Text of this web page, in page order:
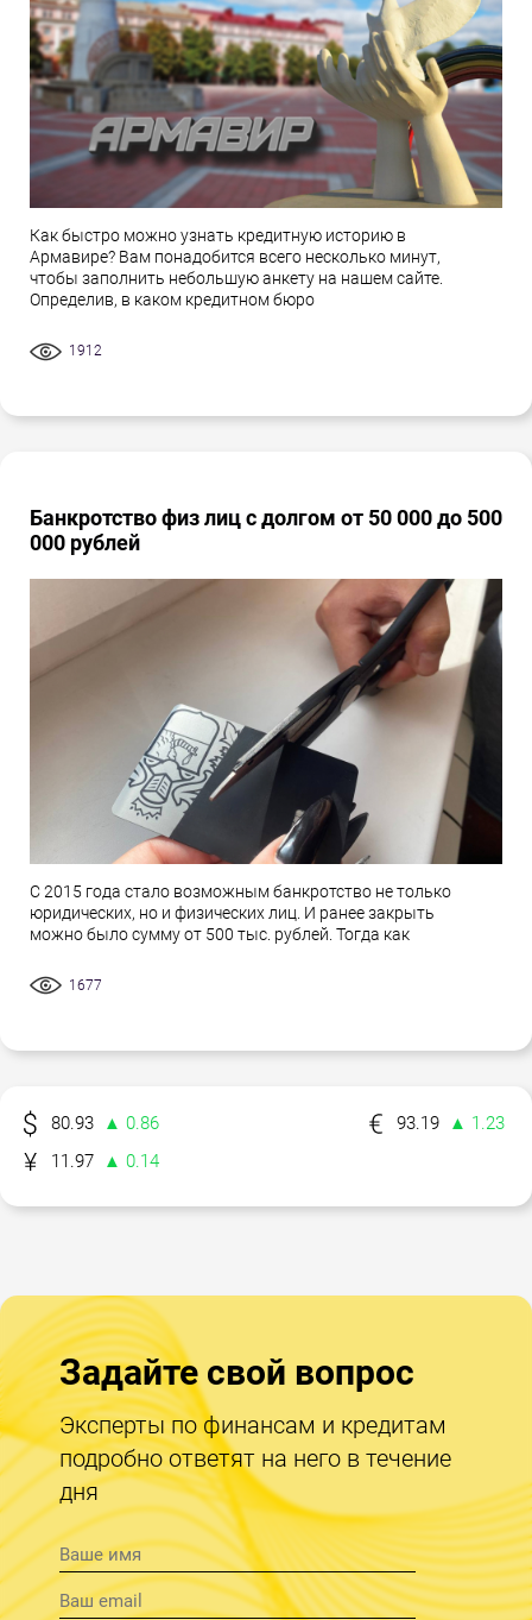
Как быстро можно узнать кредитную историю в
Армавире? Вам понадобится всего несколько минут,
чтобы заполнить небольшую анкету на нашем сайте.
Определив, в каком кредитном бюро
1912
Банкротство физ лиц с долгом от 50 000 до 500
000 рублей
С 2015 года стало возможным банкротство не только
юридических, но и физических лиц. И ранее закрыть
можно было сумму от 500 тыс. рублей. Тогда как
1677
80.93 ▲ 0.86 93.19
▲ 1.23
11.97
▲ 0.14
Задайте свой вопрос
Эксперты по финансам и кредитам
подробно ответят на него в течение
дня